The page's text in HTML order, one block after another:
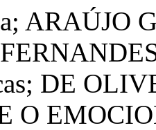
ARAÚJO
DE
O